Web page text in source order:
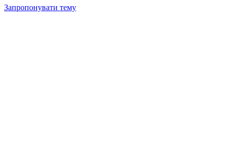
Запропонувати тему